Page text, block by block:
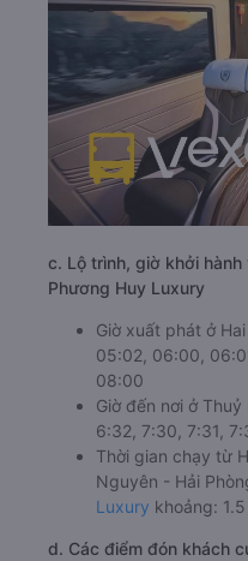
c. Lộ trình, giờ khởi
Phương Huy Luxury
Giờ xuất phát ở
05:02, 06:00,
08:00
Giờ đến nơi ở
6:32, 7:30, 7:31,
Thời gian chạy từ
Nguyên - Hải
Luxury khoảng:
d. Các điểm đón khách